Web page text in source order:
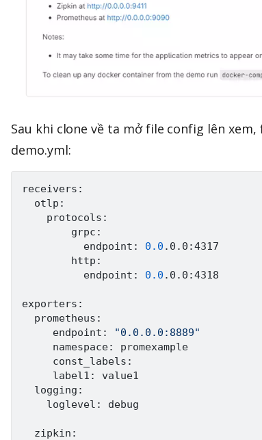
Sau khi clone về ta mở file config lên
demo.yml:
receivers:
  otlp:
    protocols:
        grpc:
          endpoint:
0.0 .0.0:4317
        http:
          endpoint:
0.0 .0.0:4318
exporters:
  prometheus:
     endpoint:
"0.0.0.0:8889"
     namespace: promexample
     const_labels:
     label1: value1
  logging:
    loglevel: debug
  zipkin: